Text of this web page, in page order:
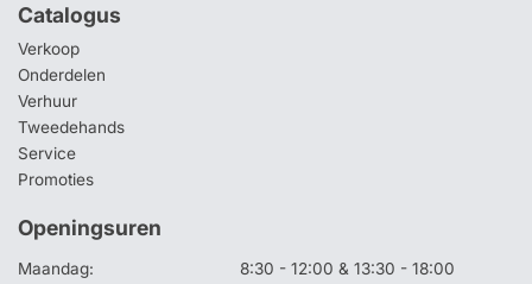
Catalogus
Verkoop
Onderdelen
Verhuur
Tweedehands
Service
Promoties
Openingsuren
Maandag:
8:30 - 12:00 & 13:30 - 18:00